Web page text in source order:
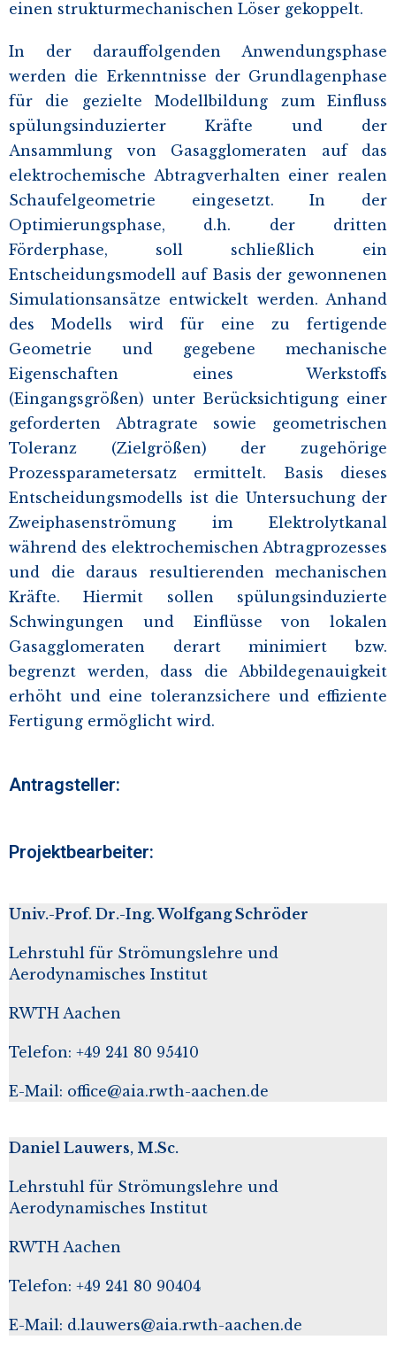
einen strukturmechanischen Löser gekoppelt.
In der darauffolgenden Anwendungsphase
werden die Erkenntnisse der Grundlagenphase
für die gezielte Modellbildung zum Einfluss
spülungsinduzierter Kräfte und der
Ansammlung von Gasagglomeraten auf das
elektrochemische Abtragverhalten einer realen
Schaufelgeometrie eingesetzt. In der
Optimierungsphase, d.h. der dritten
Förderphase, soll schließlich ein
Entscheidungsmodell auf Basis der gewonnenen
Simulationsansätze entwickelt werden. Anhand
des Modells wird für eine zu fertigende
Geometrie und gegebene mechanische
Eigenschaften eines Werkstoffs
(Eingangsgrößen) unter Berücksichtigung einer
geforderten Abtragrate sowie geometrischen
Toleranz (Zielgrößen) der zugehörige
Prozessparametersatz ermittelt. Basis dieses
Entscheidungsmodells ist die Untersuchung der
Zweiphasenströmung im Elektrolytkanal
während des elektrochemischen Abtragprozesses
und die daraus resultierenden mechanischen
Kräfte. Hiermit sollen spülungsinduzierte
Schwingungen und Einflüsse von lokalen
Gasagglomeraten derart minimiert bzw.
begrenzt werden, dass die Abbildegenauigkeit
erhöht und eine toleranzsichere und effiziente
Fertigung ermöglicht wird.
Antragsteller:
Projektbearbeiter:
Univ.-Prof. Dr.-Ing. Wolfgang Schröder
Lehrstuhl für Strömungslehre und
Aerodynamisches Institut
RWTH Aachen
Telefon: +49 241 80 95410
E-Mail: office@aia.rwth-aachen.de
Daniel Lauwers, M.Sc.
Lehrstuhl für Strömungslehre und
Aerodynamisches Institut
RWTH Aachen
Telefon: +49 241 80 90404
E-Mail: d.lauwers@aia.rwth-aachen.de